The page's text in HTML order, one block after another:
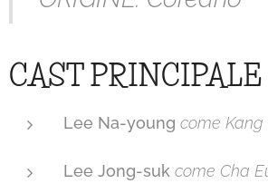
CAST PRINCIPALE
Lee Na-young come Kang
Lee Jong-suk come Cha